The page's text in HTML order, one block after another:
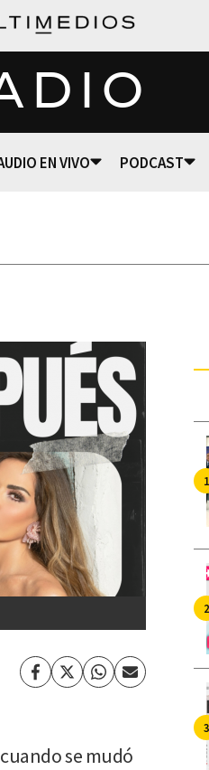
EN VIVO PODCAST
Facebook
TwitterWhatsapp
Enviar
se mudó